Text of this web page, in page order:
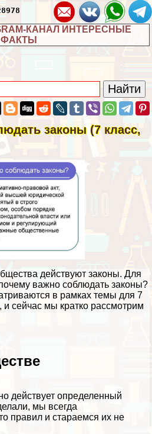
КАНАЛ ИНТЕРЕСНЫЕ
ФАКТЫ
законы (7 класс,
действуют законы. Для
важно соблюдать законы?
в рамках темы для 7
и сейчас мы кратко рассмотрим
действует определенный
мы всегда
правил и стараемся их не